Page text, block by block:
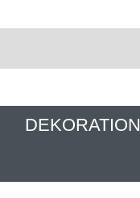
DEKORATION